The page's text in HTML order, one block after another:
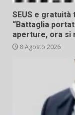
SEUS e gratuità
“Battaglia
aperture, ora si
8 Agosto 2026